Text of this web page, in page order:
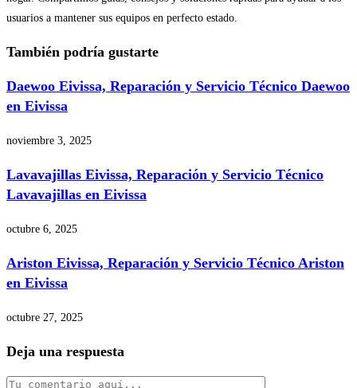
usuarios a mantener sus equipos en perfecto estado.
También podría gustarte
Daewoo Eivissa, Reparación y Servicio Técnico Daewoo
en Eivissa
noviembre 3, 2025
Lavavajillas Eivissa, Reparación y Servicio Técnico
Lavavajillas en Eivissa
octubre 6, 2025
Ariston Eivissa, Reparación y Servicio Técnico Ariston
en Eivissa
octubre 27, 2025
Deja una respuesta
Comentario